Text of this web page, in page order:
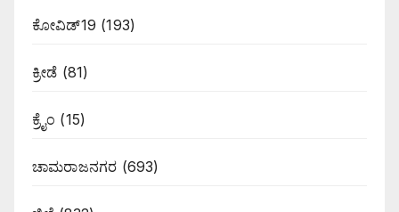
ಕೋವಿಡ್19 (193)
ಕ್ರೀಡೆ (81)
ಕ್ರೈಂ (15)
ಚಾಮರಾಜನಗರ (693)